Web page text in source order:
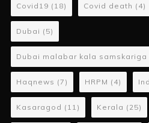
Covid19 (18) Covid death (4)
Dubai (5)
Dubai malabar kala samskariga
Haqnews (7) HRPM (4)
Kasaragod (11) Kerala (25)